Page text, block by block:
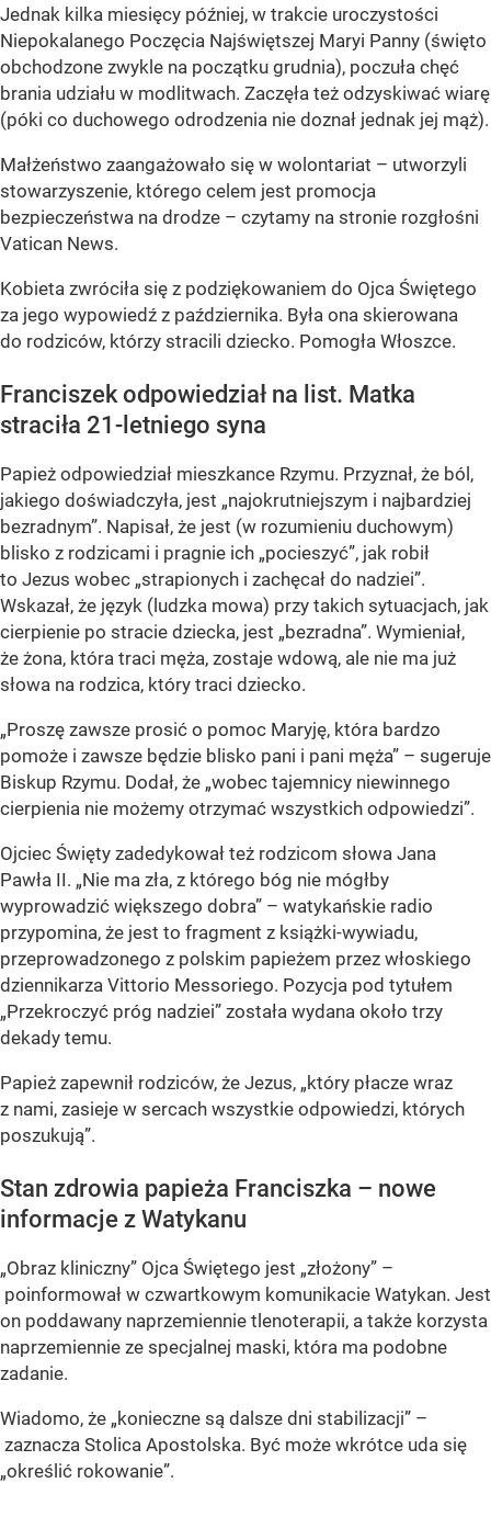
Jednak kilka miesięcy później, w trakcie uroczystości
Niepokalanego Poczęcia Najświętszej Maryi Panny (święto
obchodzone zwykle na początku grudnia), poczuła chęć
brania udziału w modlitwach. Zaczęła też odzyskiwać wiarę
(póki co duchowego odrodzenia nie doznał jednak jej mąż).
Małżeństwo zaangażowało się w wolontariat – utworzyli
stowarzyszenie, którego celem jest promocja
bezpieczeństwa na drodze – czytamy na stronie rozgłośni
Vatican News.
Kobieta zwróciła się z podziękowaniem do Ojca Świętego
za jego wypowiedź z października. Była ona skierowana
do rodziców, którzy stracili dziecko. Pomogła Włoszce.
Franciszek odpowiedział na list. Matka
straciła 21-letniego syna
Papież odpowiedział mieszkance Rzymu. Przyznał, że ból,
jakiego doświadczyła, jest „najokrutniejszym i najbardziej
bezradnym”. Napisał, że jest (w rozumieniu duchowym)
blisko z rodzicami i pragnie ich „pocieszyć”, jak robił
to Jezus wobec „strapionych i zachęcał do nadziei”.
Wskazał, że język (ludzka mowa) przy takich sytuacjach, jak
cierpienie po stracie dziecka, jest „bezradna”. Wymieniał,
że żona, która traci męża, zostaje wdową, ale nie ma już
słowa na rodzica, który traci dziecko.
„Proszę zawsze prosić o pomoc Maryję, która bardzo
pomoże i zawsze będzie blisko pani i pani męża” – sugeruje
Biskup Rzymu. Dodał, że „wobec tajemnicy niewinnego
cierpienia nie możemy otrzymać wszystkich odpowiedzi”.
Ojciec Święty zadedykował też rodzicom słowa Jana
Pawła II. „Nie ma zła, z którego bóg nie mógłby
wyprowadzić większego dobra” – watykańskie radio
przypomina, że jest to fragment z książki-wywiadu,
przeprowadzonego z polskim papieżem przez włoskiego
dziennikarza Vittorio Messoriego. Pozycja pod tytułem
„Przekroczyć próg nadziei” została wydana około trzy
dekady temu.
Papież zapewnił rodziców, że Jezus, „który płacze wraz
z nami, zasieje w sercach wszystkie odpowiedzi, których
poszukują”.
Stan zdrowia papieża Franciszka – nowe
informacje z Watykanu
„Obraz kliniczny” Ojca Świętego jest „złożony” –
poinformował w czwartkowym komunikacie Watykan. Jest
on poddawany naprzemiennie tlenoterapii, a także korzysta
naprzemiennie ze specjalnej maski, która ma podobne
zadanie.
Wiadomo, że „konieczne są dalsze dni stabilizacji” –
zaznacza Stolica Apostolska. Być może wkrótce uda się
„określić rokowanie”.